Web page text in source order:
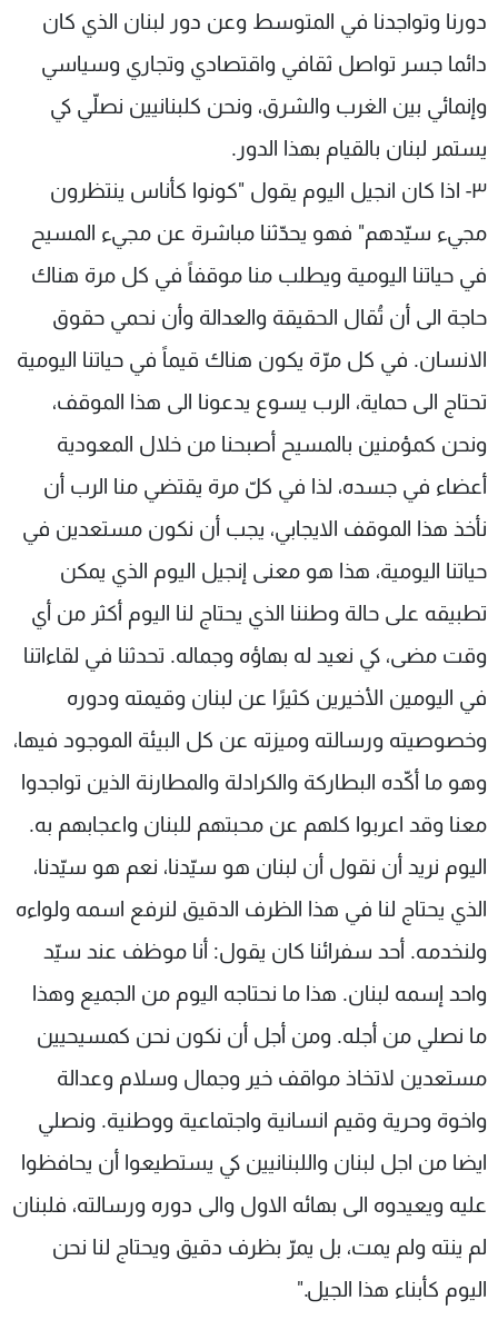
دورنا وتواجدنا في المتوسط وعن دور لبنان الذي كان
دائما جسر تواصل ثقافي واقتصادي وتجاري وسياسي
وإنمائي بين الغرب والشرق، ونحن كلبنانيين نصلّي كي
يستمر لبنان بالقيام بهذا الدور.
٣- اذا كان انجيل اليوم يقول "كونوا كأناس ينتظرون
مجيء سيّدهم" فهو يحدّثنا مباشرة عن مجيء المسيح
في حياتنا اليومية ويطلب منا موقفاً في كل مرة هناك
حاجة الى أن تُقال الحقيقة والعدالة وأن نحمي حقوق
الانسان. في كل مرّة يكون هناك قيماً في حياتنا اليومية
تحتاج الى حماية، الرب يسوع يدعونا الى هذا الموقف،
ونحن كمؤمنين بالمسيح أصبحنا من خلال المعودية
أعضاء في جسده، لذا في كلّ مرة يقتضي منا الرب أن
نأخذ هذا الموقف الايجابي، يجب أن نكون مستعدين في
حياتنا اليومية، هذا هو معنى إنجيل اليوم الذي يمكن
تطبيقه على حالة وطننا الذي يحتاج لنا اليوم أكثر من أي
وقت مضى، كي نعيد له بهاؤه وجماله. تحدثنا في لقاءاتنا
في اليومين الأخيرين كثيرًا عن لبنان وقيمته ودوره
وخصوصيته ورسالته وميزته عن كل البيئة الموجود فيها،
وهو ما أكّده البطاركة والكرادلة والمطارنة الذين تواجدوا
معنا وقد اعربوا كلهم عن محبتهم للبنان واعجابهم به.
اليوم نريد أن نقول أن لبنان هو سيّدنا، نعم هو سيّدنا،
الذي يحتاج لنا في هذا الظرف الدقيق لنرفع اسمه ولواءه
ولنخدمه. أحد سفرائنا كان يقول: أنا موظف عند سيّد
واحد إسمه لبنان. هذا ما نحتاجه اليوم من الجميع وهذا
ما نصلي من أجله. ومن أجل أن نكون نحن كمسيحيين
مستعدين لاتخاذ مواقف خير وجمال وسلام وعدالة
واخوة وحرية وقيم انسانية واجتماعية ووطنية. ونصلي
ايضا من اجل لبنان واللبنانيين كي يستطيعوا أن يحافظوا
عليه ويعيدوه الى بهائه الاول والى دوره ورسالته، فلبنان
لم ينته ولم يمت، بل يمرّ بظرف دقيق ويحتاج لنا نحن
اليوم كأبناء هذا الجيل."